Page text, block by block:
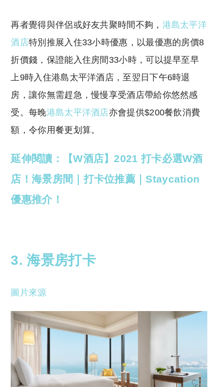
再者覺得與伴侶或好友共聚時間不夠， 港島太平洋
酒店特別推展入住33小時優惠，以最優惠的房價8
折價錢，保證能入住房間33小時，可以提早至早
上9時入住港島太平洋酒店，至翌日下午6時退
房，讓你無需趕急，慢慢享受酒店帶給你悠然感
受。每晚港島太平洋酒店亦會提供$200餐飲消費
額，令你用餐更划算。
延伸閱讀：【W酒店】2021 打卡必選W酒
店！海景房間｜打卡位推薦｜Staycation
優惠推介！
3. 海景房打卡
圖片來源